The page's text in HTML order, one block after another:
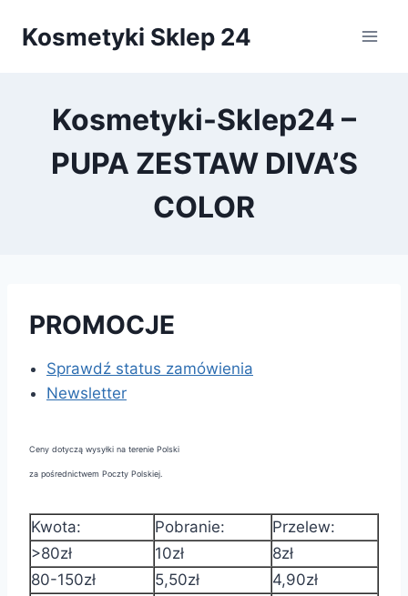
Kosmetyki Sklep 24
Kosmetyki-Sklep24 –
PUPA ZESTAW DIVA’S
COLOR
PROMOCJE
Sprawdź status zamówienia
Newsletter
Ceny dotyczą wysyłki na terenie Polski
za pośrednictwem Poczty Polskiej.
Kwota: Pobranie:
Przelew:
>80zł
10zł
8zł
80-150zł
5,50zł
4,90zł